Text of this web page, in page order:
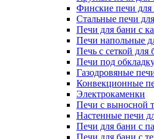
Финские печи для
Стальные печи
Печи для бани с
Печи напольные
Печь с сеткой для
Печи под
Газодровяные
Конвекционные
Электрокаменки
Печи с выносной
Настенные печи
Печи для бани с
Печи для бани с